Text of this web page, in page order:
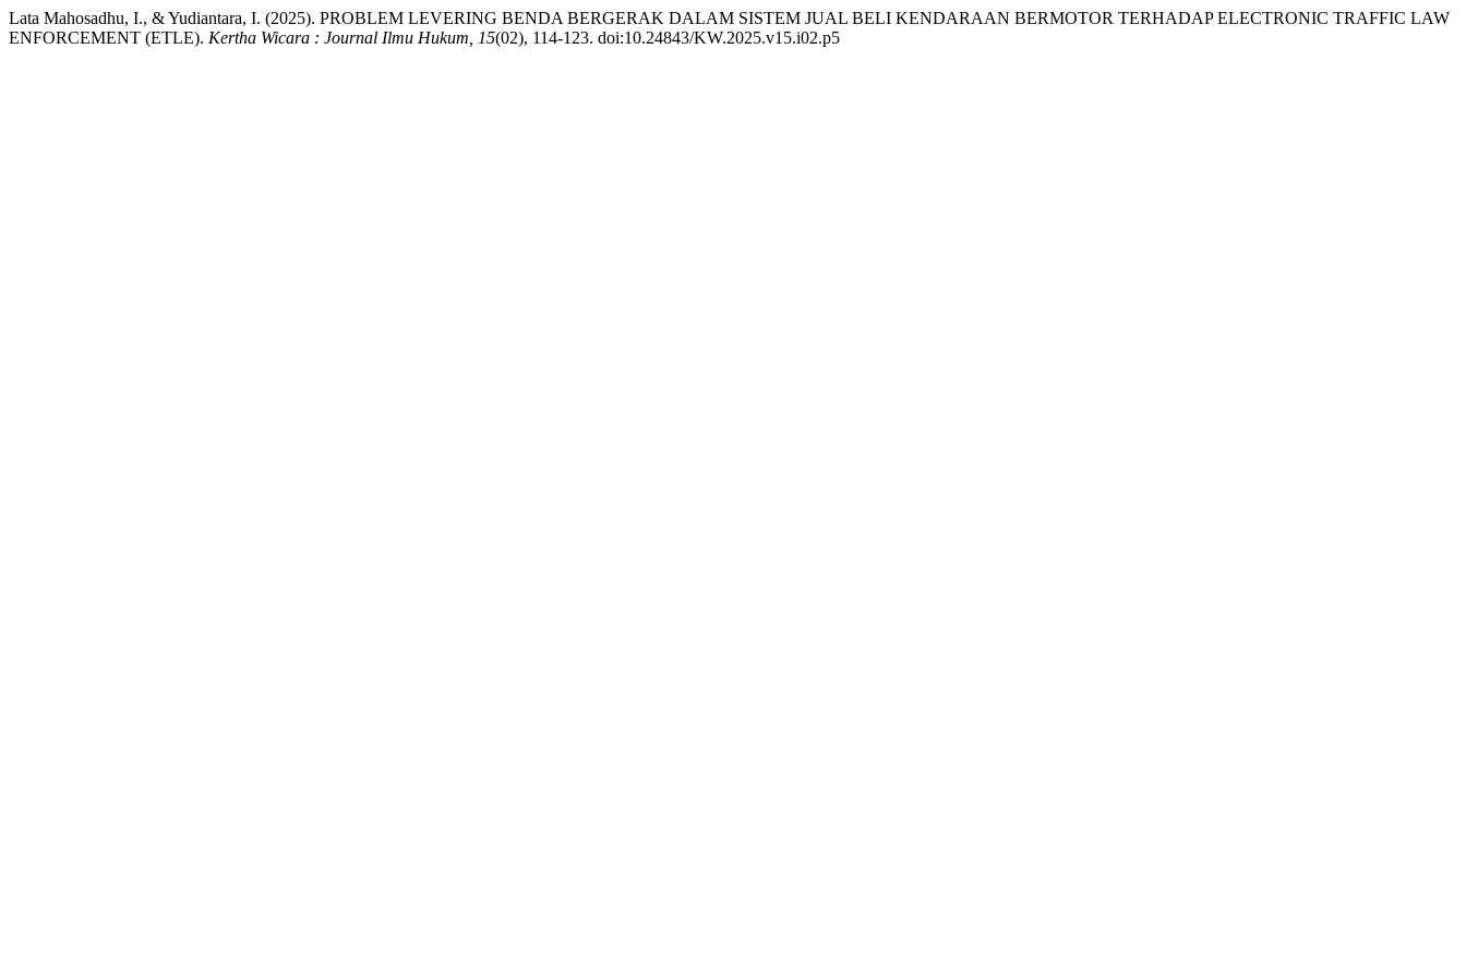
Lata Mahosadhu, I., & Yudiantara, I. (2025). PROBLEM LEVERING BENDA BERGERAK DALAM SISTEM JUAL BELI KENDARAAN BERMOTOR TERHADAP ELECTRONIC TRAFFIC LAW
ENFORCEMENT (ETLE). Kertha Wicara : Journal Ilmu Hukum, 15(02), 114-123. doi:10.24843/KW.2025.v15.i02.p5